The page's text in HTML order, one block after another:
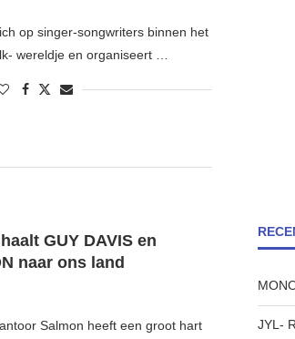
op singer-songwriters binnen het
wereldje en organiseert …
GUY DAVIS en
naar ons land
Salmon heeft een groot hart
JYL-